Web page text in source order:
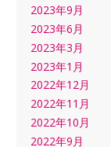
2023年9月
2023年6月
2023年3月
2023年1月
2022年12月
2022年11月
2022年10月
2022年9月